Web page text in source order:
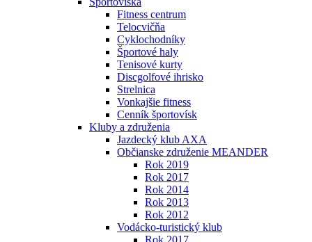
Fitness centrum
Telocvičňa
Cyklochodníky
Športové haly
Tenisové kurty
Discgolfové ihrisko
Strelnica
Vonkajšie fitness
Cenník športovísk
Kluby a združenia
Jazdecký klub AXA
Občianske združenie MEANDER
Rok 2019
Rok 2017
Rok 2014
Rok 2013
Rok 2012
Vodácko-turistický klub
Rok 2017